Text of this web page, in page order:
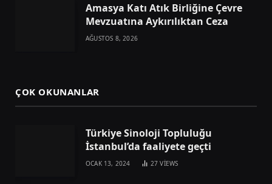
Amasya Katı Atık Birliğine Çevre
Mevzuatına Aykırılıktan Ceza
AĞUSTOS 8, 2026
ÇOK OKUNANLAR
Türkiye Sinoloji Topluluğu
İstanbul’da faaliyete geçti
OCAK 13, 2024 27VIEWS